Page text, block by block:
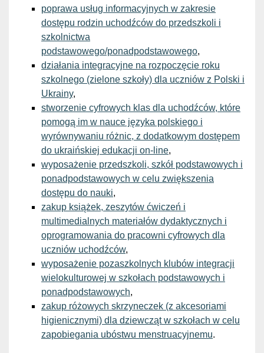
poprawa usług informacyjnych w zakresie
dostępu rodzin uchodźców do przedszkoli i
szkolnictwa
podstawowego/ponadpodstawowego,
działania integracyjne na rozpoczęcie roku
szkolnego (zielone szkoły) dla uczniów z Polski i
Ukrainy,
stworzenie cyfrowych klas dla uchodźców, które
pomogą im w nauce języka polskiego i
wyrównywaniu różnic, z dodatkowym dostępem
do ukraińskiej edukacji on-line,
wyposażenie przedszkoli, szkół podstawowych i
ponadpodstawowych w celu zwiększenia
dostępu do nauki,
zakup książek, zeszytów ćwiczeń i
multimedialnych materiałów dydaktycznych i
oprogramowania do pracowni cyfrowych dla
uczniów uchodźców,
wyposażenie pozaszkolnych klubów integracji
wielokulturowej w szkołach podstawowych i
ponadpodstawowych,
zakup różowych skrzyneczek (z akcesoriami
higienicznymi) dla dziewcząt w szkołach w celu
zapobiegania ubóstwu menstruacyjnemu.